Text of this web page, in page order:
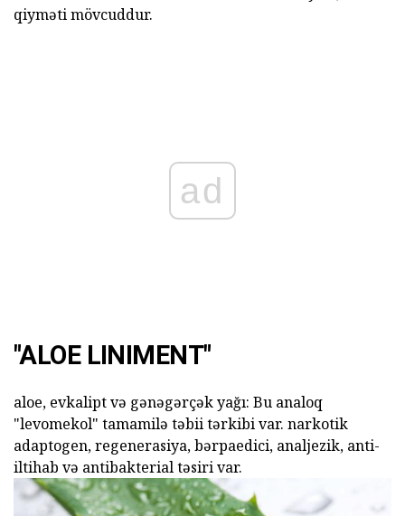
qiyməti mövcuddur.
ad
"ALOE LINIMENT"
aloe, evkalipt və gənəgərçək yağı: Bu analoq
"levomekol" tamamilə təbii tərkibi var. narkotik
adaptogen, regenerasiya, bərpaedici, analjezik, anti-
iltihab və antibakterial təsiri var.